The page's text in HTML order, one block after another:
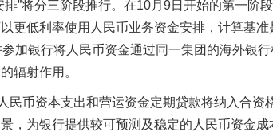
”将分三阶段推行。在10月9日开始的第一阶
更低利率使用人民币业务资金安排，计算基
加银行将人民币资金通过同一集团的海外银
辐射作用。
民币资本支出和营运资金定期贷款将纳入合资
，为银行提供较可预测及稳定的人民币资金